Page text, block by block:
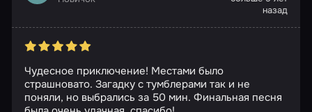
назад
Чудесное приключение! Местами было
страшновато. Загадку с тумблерами так и не
поняли, но выбрались за 50 мин. Финальная песня